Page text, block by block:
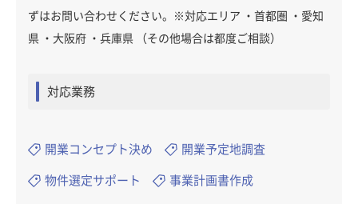
ずはお問い合わせください。※対応エリア ・首都圏 ・愛知
県 ・大阪府 ・兵庫県 （その他場合は都度ご相談）
対応業務
開業コンセプト決め 開業予定地調査
物件選定サポート 事業計画書作成